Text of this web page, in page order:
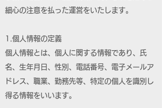
細心の注意を払った運営をいたします。
1.個人情報の定義
個人情報とは、個人に関する情報であり、氏
名、生年月日、性別、電話番号、電子メールア
ドレス、職業、勤務先等、特定の個人を識別し
得る情報をいいます。